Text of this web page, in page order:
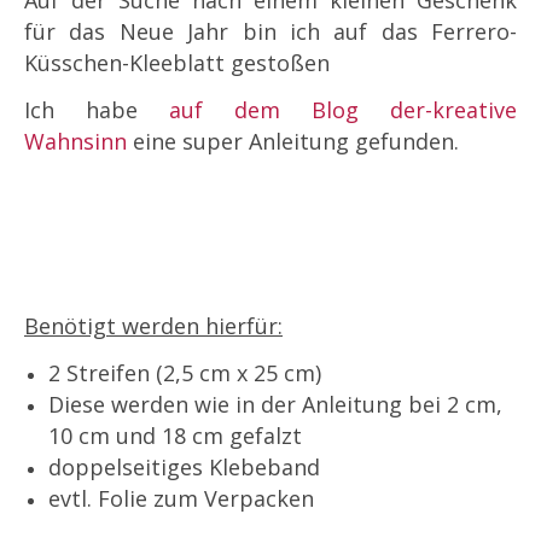
für das Neue Jahr bin ich auf das Ferrero-
Küsschen-Kleeblatt gestoßen
Ich habe auf dem Blog der-kreative
Wahnsinn eine super Anleitung gefunden.
Benötigt werden hierfür:
2 Streifen (2,5 cm x 25 cm)
Diese werden wie in der Anleitung bei 2 cm,
10 cm und 18 cm gefalzt
doppelseitiges Klebeband
evtl. Folie zum Verpacken